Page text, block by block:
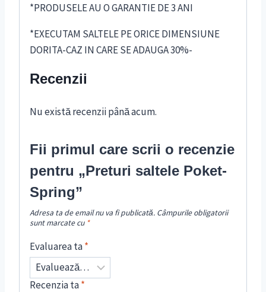
*PRODUSELE AU O GARANTIE DE 3 ANI
*EXECUTAM SALTELE PE ORICE DIMENSIUNE
DORITA-CAZ IN CARE SE ADAUGA 30%-
Recenzii
Nu există recenzii până acum.
Fii primul care scrii o recenzie
pentru „Preturi saltele Poket-
Spring”
Adresa ta de email nu va fi publicată. Câmpurile obligatorii
sunt marcate cu *
Evaluarea ta*
Recenzia ta*